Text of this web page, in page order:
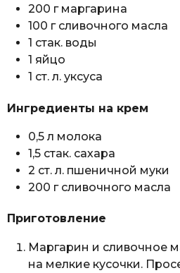
200 г маргарина
100 г сливочного масла
1 стак. воды
1 яйцо
1 ст. л. уксуса
Ингредиенты на крем
0,5 л молока
1,5 стак. сахара
2 ст. л. пшеничной муки
200 г сливочного масла
Приготовление
Маргарин и сливочное
на мелкие кусочки.